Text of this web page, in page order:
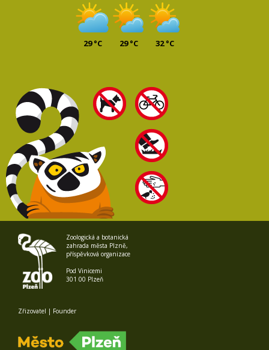
29 °C 29 °C 32 °C
Zoologická a botanická
zahrada města Plzně,
příspěvková organizace
Pod Vinicemi
301 00 Plzeň
Zřizovatel | Founder